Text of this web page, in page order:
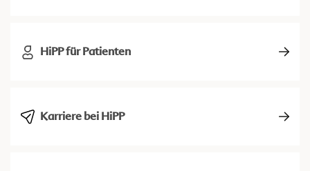
HiPP für Patienten
Karriere bei HiPP